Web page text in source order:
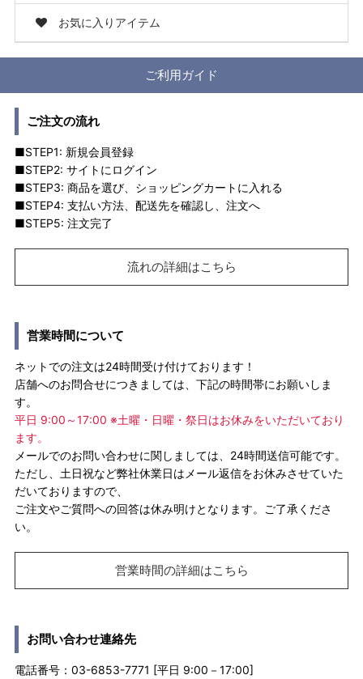
お気に入りアイテム
ご利用ガイド
ご注文の流れ
■STEP1: 新規会員登録
■STEP2: サイトにログイン
■STEP3: 商品を選び、ショッピングカートに入れる
■STEP4: 支払い方法、配送先を確認し、注文へ
■STEP5: 注文完了
流れの詳細はこちら
営業時間について
ネットでの注文は24時間受け付けております！
店舗へのお問合せにつきましては、下記の時間帯にお願いしま
す。
平日 9:00～17:00 ※土曜・日曜・祭日はお休みをいただいており
ます。
メールでのお問い合わせに関しましては、24時間送信可能です。
ただし、土日祝など弊社休業日はメール返信をお休みさせていた
だいておりますので、
ご注文やご質問への回答は休み明けとなります。ご了承くださ
い。
営業時間の詳細はこちら
お問い合わせ連絡先
電話番号：03-6853-7771 [平日 9:00－17:00]